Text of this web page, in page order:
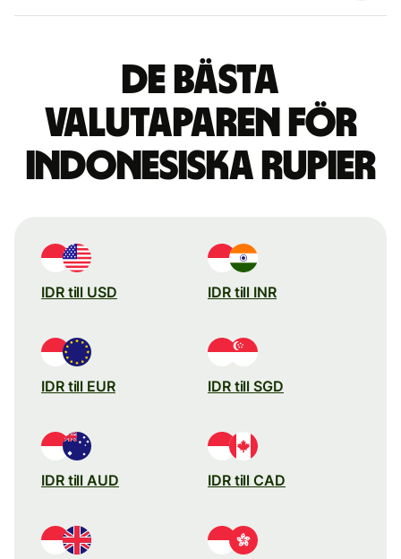
De bästa
valutaparen för
indonesiska rupier
IDR till USD IDR till INR
IDR till EUR IDR till SGD
IDR till AUD IDR till CAD